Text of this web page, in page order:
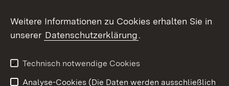
Social Wall
X / Twitter
Youtube
Weitere Informationen zu Cookies erhalten Sie in
unserer Datenschutzerklärung.
Technisch notwendige Cookies
Analyse-Cookies (Die Daten werden ausschließlich